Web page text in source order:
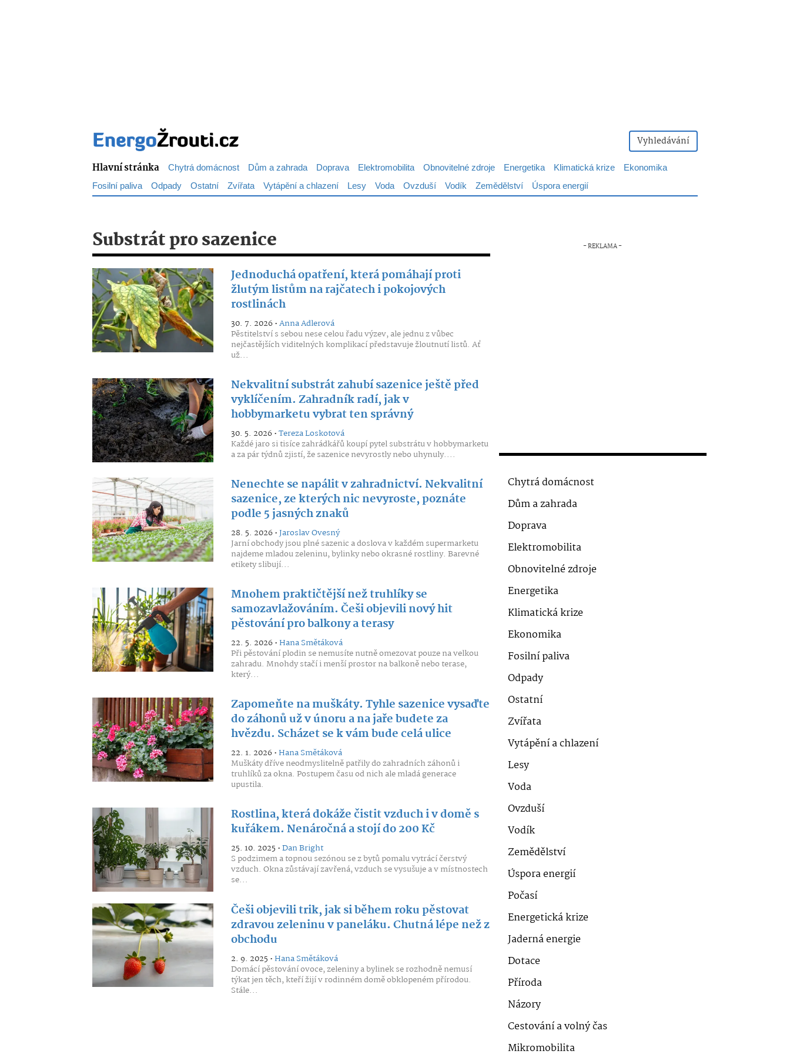
Vyhledávání
Hlavní stránka Chytrá domácnost Dům a zahrada Doprava Elektromobilita Obnovitelné zdroje Energetika Klimatická krize
Ekonomika
Fosilní paliva Odpady Ostatní Zvířata Vytápění a chlazení Lesy Voda Ovzduší Vodík Zemědělství Úspora energií
Substrát pro sazenice
Jednoduchá opatření, která pomáhají proti
žlutým listům na rajčatech i pokojových
rostlinách
30. 7. 2026 •Anna Adlerová
Pěstitelství s sebou nese celou řadu výzev, ale jednu z vůbec
nejčastějších viditelných komplikací představuje žloutnutí listů. Ať
už...
Nekvalitní substrát zahubí sazenice ještě před
vyklíčením. Zahradník radí, jak v
hobbymarketu vybrat ten správný
30. 5. 2026 •Tereza Loskotová
Každé jaro si tisíce zahrádkářů koupí pytel substrátu v hobbymarketu
a za pár týdnů zjistí, že sazenice nevyrostly nebo uhynuly....
Nenechte se napálit v zahradnictví. Nekvalitní
sazenice, ze kterých nic nevyroste, poznáte
podle 5 jasných znaků
28. 5. 2026 •Jaroslav Ovesný
Jarní obchody jsou plné sazenic a doslova v každém supermarketu
najdeme mladou zeleninu, bylinky nebo okrasné rostliny. Barevné
etikety slibují...
Mnohem praktičtější než truhlíky se
samozavlažováním. Češi objevili nový hit
pěstování pro balkony a terasy
22. 5. 2026 •Hana Smětáková
Při pěstování plodin se nemusíte nutně omezovat pouze na velkou
zahradu. Mnohdy stačí i menší prostor na balkoně nebo terase,
který...
Zapomeňte na muškáty. Tyhle sazenice vysaďte
do záhonů už v únoru a na jaře budete za
hvězdu. Scházet se k vám bude celá ulice
22. 1. 2026 •Hana Smětáková
Muškáty dříve neodmyslitelně patřily do zahradních záhonů i
truhlíků za okna. Postupem času od nich ale mladá generace
upustila.
Rostlina, která dokáže čistit vzduch i v domě s
kuřákem. Nenáročná a stojí do 200 Kč
25. 10. 2025 •Dan Bright
S podzimem a topnou sezónou se z bytů pomalu vytrácí čerstvý
vzduch. Okna zůstávají zavřená, vzduch se vysušuje a v místnostech
se...
Češi objevili trik, jak si během roku pěstovat
zdravou zeleninu v paneláku. Chutná lépe než z
obchodu
2. 9. 2025 •Hana Smětáková
Domácí pěstování ovoce, zeleniny a bylinek se rozhodně nemusí
týkat jen těch, kteří žijí v rodinném domě obklopeném přírodou.
Stále...
Chytrá domácnost
Dům a zahrada
Doprava
Elektromobilita
Obnovitelné zdroje
Energetika
Klimatická krize
Ekonomika
Fosilní paliva
Odpady
Ostatní
Zvířata
Vytápění a chlazení
Lesy
Voda
Ovzduší
Vodík
Zemědělství
Úspora energií
Počasí
Energetická krize
Jaderná energie
Dotace
Příroda
Názory
Cestování a volný čas
Mikromobilita